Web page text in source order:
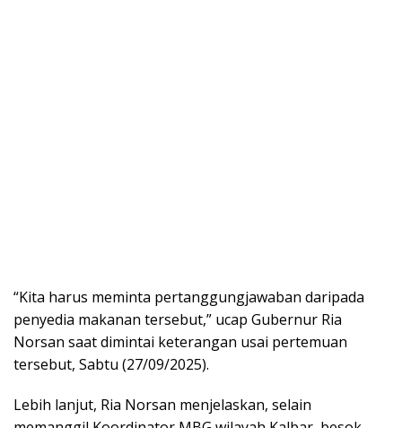
“Kita harus meminta pertanggungjawaban daripada
penyedia makanan tersebut,” ucap Gubernur Ria
Norsan saat dimintai keterangan usai pertemuan
tersebut, Sabtu (27/09/2025).
Lebih lanjut, Ria Norsan menjelaskan, selain